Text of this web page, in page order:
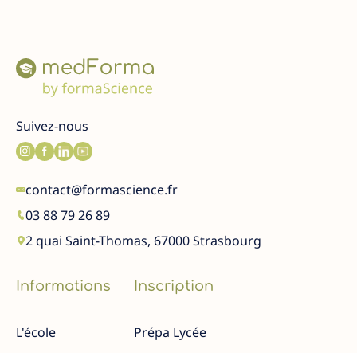
Suivez-nous
contact@formascience.fr
03 88 79 26 89
2 quai Saint-Thomas, 67000 Strasbourg
Informations
L'école
Inscription
Prépa Lycée